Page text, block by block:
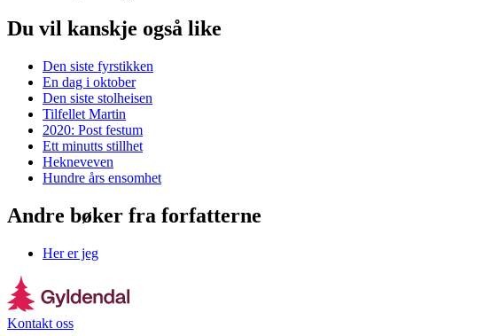
Du vil kanskje også like
Den siste fyrstikken
En dag i oktober
Den siste stolheisen
Tilfellet Martin
2020: Post festum
Ett minutts stillhet
Hekneveven
Hundre års ensomhet
Andre bøker fra forfatterne
Her er jeg
Kontakt oss